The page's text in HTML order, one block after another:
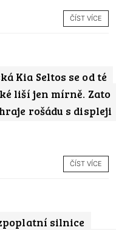
ČÍST VÍCE
Kia Seltos se od té
liší jen mírně. Zato
rošádu s displeji
ČÍST VÍCE
silnice